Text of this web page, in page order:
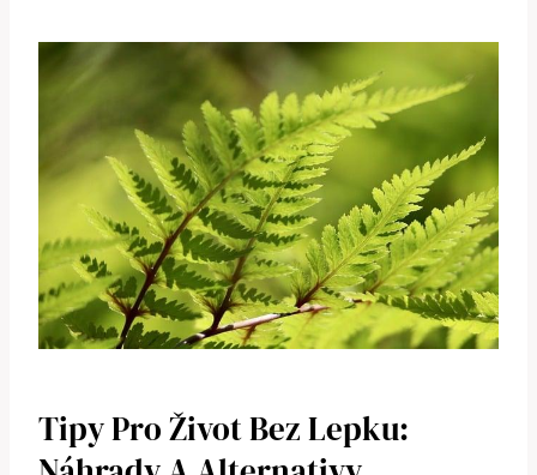
Tipy Pro Život Bez Lepku: